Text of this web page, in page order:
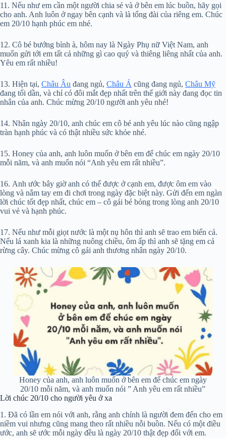
11. Nếu như em cần một người chia sẻ và ở bên em lúc buồn, hãy gọi
cho anh. Anh luôn ở ngay bên cạnh và là tổng đài của riêng em. Chúc
em 20/10 hạnh phúc em nhé.
12. Cô bé bướng bỉnh à, hôm nay là Ngày Phụ nữ Việt Nam, anh
muốn gửi tới em tất cả những gì cao quý và thiêng liêng nhất của anh.
Yêu em rất nhiều!
13. Hiện tại, Châu Âu đang ngủ, Châu Á cũng đang ngủ, Châu Mỹ
đang tối dần, và chỉ có đôi mắt đẹp nhất trên thế giới này đang đọc tin
nhắn của anh. Chúc mừng 20/10 người anh yêu nhé!
14. Nhân ngày 20/10, anh chúc em cô bé anh yêu lúc nào cũng ngập
tràn hạnh phúc và có thật nhiều sức khỏe nhé.
15. Honey của anh, anh luôn muốn ở bên em để chúc em ngày 20/10
mỗi năm, và anh muốn nói “Anh yêu em rất nhiều”.
16. Anh ước bây giờ anh có thể được ở cạnh em, được ôm em vào
lòng và nắm tay em đi chơi trong ngày đặc biệt này. Gửi đến em ngàn
lời chúc tốt đẹp nhất, chúc em – cô gái bé bỏng trong lòng anh 20/10
vui vẻ và hạnh phúc.
17. Nếu như mỗi giọt nước là một nụ hôn thì anh sẽ trao em biển cả.
Nếu lá xanh kia là những nuông chiều, ôm ấp thì anh sẽ tặng em cả
rừng cây. Chúc mừng cô gái anh thương nhân ngày 20/10.
Honey của anh, anh luôn muốn ở bên em để chúc em ngày
20/10 mỗi năm, và anh muốn nói ” Anh yêu em rất nhiều”
Lời chúc 20/10 cho người yêu ở xa
1. Đã có lần em nói với anh, rằng anh chính là người đem đến cho em
niềm vui nhưng cũng mang theo rất nhiều nỗi buồn. Nếu có một điều
ước, anh sẽ ước mỗi ngày đều là ngày 20/10 thật đẹp đối với em.